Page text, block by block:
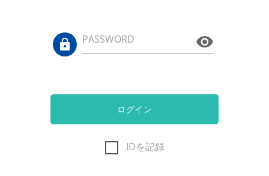
PASSWORD
ログイン
IDを記録